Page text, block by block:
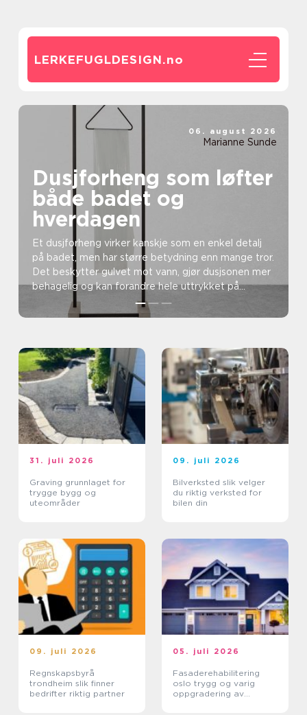
LERKEFUGLDESIGN.no
Dusjforheng som løfter
både badet og
hverdagen
Et dusjforheng virker kanskje som en enkel detalj
på badet, men har større betydning enn mange tror.
Det beskytter gulvet mot vann, gjør dusjsonen mer
behagelig og kan forandre hele uttrykket på
romme...
06. august 2026
Marianne Sunde
31. juli 2026
Graving grunnlaget for
trygge bygg og
uteområder
09. juli 2026
Bilverksted slik velger
du riktig verksted for
bilen din
09. juli 2026
Regnskapsbyrå
trondheim slik finner
bedrifter riktig partner
05. juli 2026
Fasaderehabilitering
oslo trygg og varig
oppgradering av